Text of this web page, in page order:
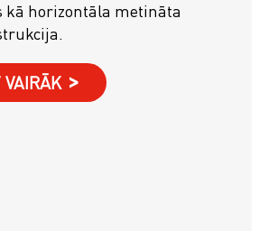
kā horizontāla metināta